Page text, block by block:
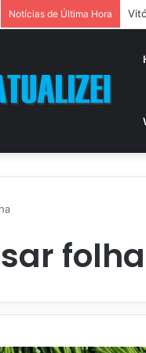
Notícias de Última Hora
folha